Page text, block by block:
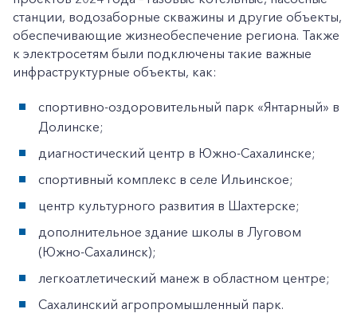
станции, водозаборные скважины и другие объекты,
обеспечивающие жизнеобеспечение региона. Также
к электросетям были подключены такие важные
инфраструктурные объекты, как:
спортивно-оздоровительный парк «Янтарный» в
Долинске;
диагностический центр в Южно-Сахалинске;
спортивный комплекс в селе Ильинское;
центр культурного развития в Шахтерске;
дополнительное здание школы в Луговом
(Южно-Сахалинск);
легкоатлетический манеж в областном центре;
Сахалинский агропромышленный парк.